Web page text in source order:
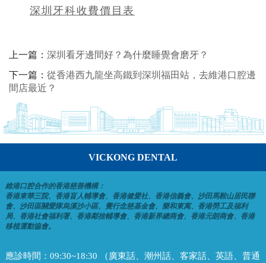
深圳牙科收費價目表
上一篇： 深圳看牙邊間好？為什麼睡覺會磨牙？
下一篇： 從香港西九龍坐高鐵到深圳福田站，去維港口腔邊
間店最近？
VICKONG DENTAL
維港口腔合作的香港慈善機構：
香港東華三院、香港盲人輔導會、香港健愛社、香港信義會、沙田馬鞍山居民聯
會、沙田區關愛隊烏溪沙小區、覺行念慈基金會、樂和東寓、香港勞工及福利
局、香港社會福利署、香港鄰捨輔導會、香港新界總商會、香港元朗商會、香港
移植運動協會。
應診時間： 09:30~18:30 （廣東話、潮州話、客家話、英語、普通